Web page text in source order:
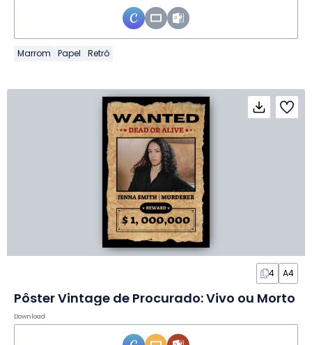
Marrom Papel Retrô
4 A4
Pôster Vintage de Procurado: Vivo ou Morto
Download